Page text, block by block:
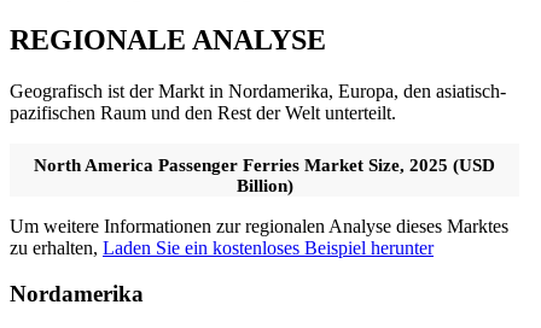
REGIONALE ANALYSE
Geografisch ist der Markt in Nordamerika, Europa, den asiatisch-
pazifischen Raum und den Rest der Welt unterteilt.
North America Passenger Ferries Market Size, 2025 (USD
Billion)
Um weitere Informationen zur regionalen Analyse dieses Marktes
zu erhalten, Laden Sie ein kostenloses Beispiel herunter
Nordamerika